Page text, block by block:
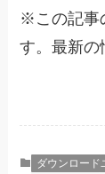
※この記事
す。最新の
ダウンロード